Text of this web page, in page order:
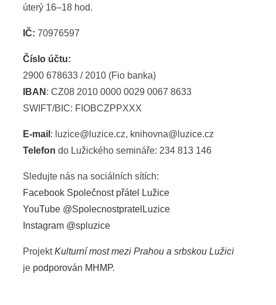
úterý 16–18 hod.
IČ: 70976597
Číslo účtu:
2900 678633 / 2010 (Fio banka)
IBAN : CZ08 2010 0000 0029 0067 8633
SWIFT/BIC: FIOBCZPPXXX
E-mail : luzice@luzice.cz, knihovna@luzice.cz
Telefon do Lužického semináře: 234 813 146
Sledujte nás na sociálních sítích:
Facebook Společnost přátel Lužice
YouTube @SpolecnostpratelLuzice
Instagram @spluzice
ProjektKulturní most mezi Prahou a srbskou Lužicí
je podporován MHMP.